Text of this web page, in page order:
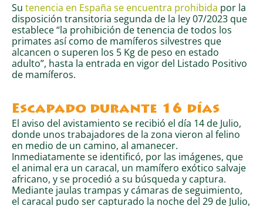
Su tenencia en España se encuentra prohibida por la
disposición transitoria segunda de la ley 07/2023 que
establece “la prohibición de tenencia de todos los
primates así como de mamíferos silvestres que
alcancen o superen los 5 Kg de peso en estado
adulto”, hasta la entrada en vigor del Listado Positivo
de mamíferos.
Escapado durante 16 días
El aviso del avistamiento se recibió el día 14 de Julio,
donde unos trabajadores de la zona vieron al felino
en medio de un camino, al amanecer.
Inmediatamente se identificó, por las imágenes, que
el animal era un caracal, un mamífero exótico salvaje
africano, y se procedió a su búsqueda y captura.
Mediante jaulas trampas y cámaras de seguimiento,
el caracal pudo ser capturado la noche del 29 de Julio,